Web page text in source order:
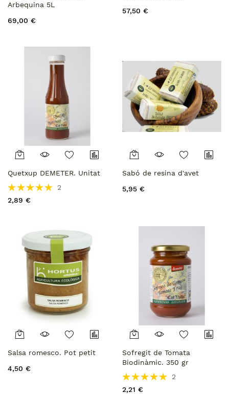
Arbequina 5L
69,00 €
57,50 €
Quetxup DEMETER. Unitat
Rating:
100%
2
2,89 €
Sabó de resina d'avet
5,95 €
Salsa romesco. Pot petit
4,50 €
Sofregit de Tomata
Biodinàmic. 350 gr
Rating:
100%
2
2,21 €